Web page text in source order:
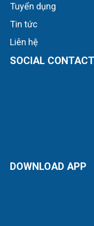
Tuyển dụng
Tin tức
Liên hệ
SOCIAL CONTACT
DOWNLOAD APP